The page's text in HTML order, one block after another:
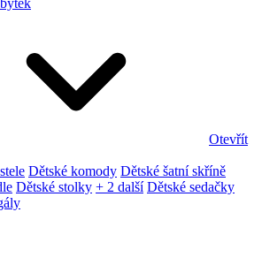
Otevřít
Dětské komody Dětské šatní skříně
Dětské stolky + 2 další Dětské sedačky